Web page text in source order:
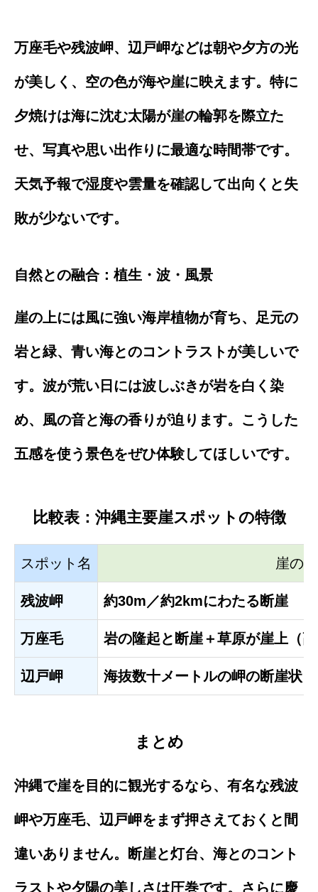
万座毛や残波岬、辺戸岬などは朝や夕方の光
が美しく、空の色が海や崖に映えます。特に
夕焼けは海に沈む太陽が崖の輪郭を際立た
せ、写真や思い出作りに最適な時間帯です。
天気予報で湿度や雲量を確認して出向くと失
敗が少ないです。
自然との融合：植生・波・風景
崖の上には風に強い海岸植物が育ち、足元の
岩と緑、青い海とのコントラストが美しいで
す。波が荒い日には波しぶきが岩を白く染
め、風の音と海の香りが迫ります。こうした
五感を使う景色をぜひ体験してほしいです。
比較表：沖縄主要崖スポットの特徴
スポット名 崖の
残波岬 約30m／約2kmにわたる断崖
万座毛 岩の隆起と断崖＋草原が崖上（
辺戸岬 海抜数十メートルの岬の断崖状
まとめ
沖縄で崖を目的に観光するなら、有名な残波
岬や万座毛、辺戸岬をまず押さえておくと間
違いありません。断崖と灯台、海とのコント
ラストや夕陽の美しさは圧巻です。さらに慶